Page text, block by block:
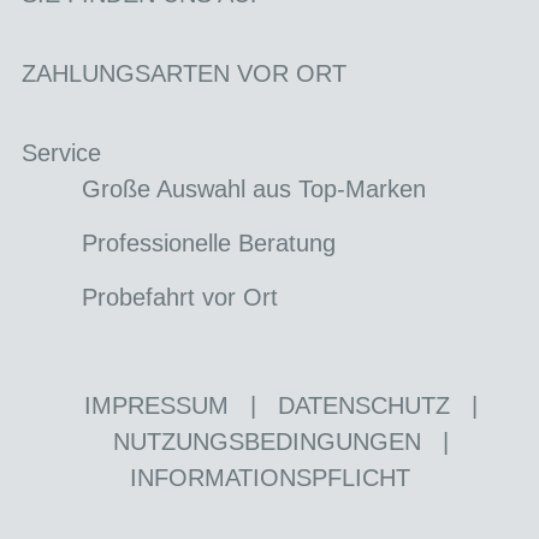
ZAHLUNGSARTEN VOR ORT
Service
Große Auswahl aus Top-Marken
Professionelle Beratung
Probefahrt vor Ort
IMPRESSUM DATENSCHUTZ
NUTZUNGSBEDINGUNGEN
INFORMATIONSPFLICHT